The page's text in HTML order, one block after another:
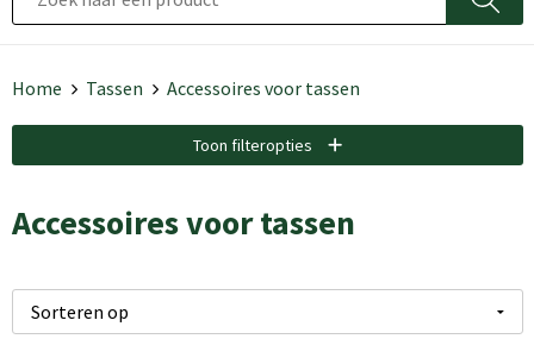
Home Tassen Accessoires voor tassen
Toon filteropties
Accessoires voor tassen